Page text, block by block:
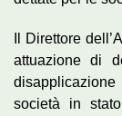
Il Direttore
attuazione di
società in